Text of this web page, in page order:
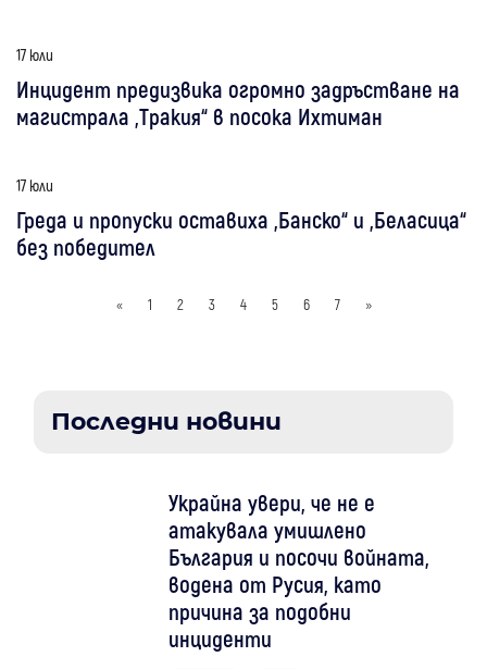
17 юли
Инцидент предизвика огромно задръстване на
магистрала „Тракия“ в посока Ихтиман
17 юли
Греда и пропуски оставиха „Банско“ и „Беласица“
без победител
« 1 2 3 4 5 6 7 »
Последни новини
Украйна увери, че не е
атакувала умишлено
България и посочи войната,
водена от Русия, като
причина за подобни
инциденти